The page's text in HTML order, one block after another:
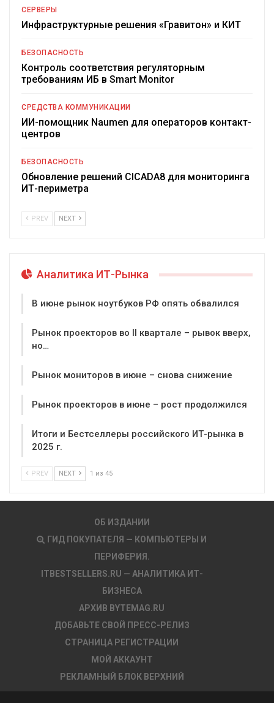
СЕРВЕРЫ
Инфраструктурные решения «Гравитон» и КИТ
БЕЗОПАСНОСТЬ
Контроль соответствия регуляторным
требованиям ИБ в Smart Monitor
СРЕДСТВА КОММУНИКАЦИИ
ИИ-помощник Naumen для операторов контакт-
центров
БЕЗОПАСНОСТЬ
Обновление решений CICADA8 для мониторинга
ИТ-периметра
PREV NEXT
Аналитика ИТ-Рынка
В июне рынок ноутбуков РФ опять обвалился
Рынок проекторов во II квартале – рывок вверх,
но…
Рынок мониторов в июне – снова снижение
Рынок проекторов в июне – рост продолжился
Итоги и Бестселлеры российского ИТ-рынка в
2025 г.
PREV NEXT 1 из 45
ОБ ИЗДАНИИ
ГИД ПОКУПАТЕЛЯ — КОМПЬЮТЕРЫ И
ПЕРИФЕРИЯ.
ITBESTSELLERS.RU — АНАЛИТИКА ИТ-
БИЗНЕСА
АРХИВ BYTEMAG.RU
ДОБАВЬТЕ СВОЙ ПРЕСС-РЕЛИЗ
СТРАНИЦА РЕГИСТРАЦИИ
МОЙ АККАУНТ
РЕКЛАМНЫЙ БЛОК ВЕРХНИЙ